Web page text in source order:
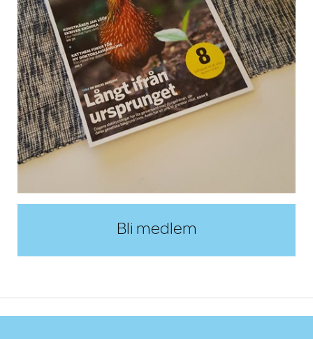
Bli medlem